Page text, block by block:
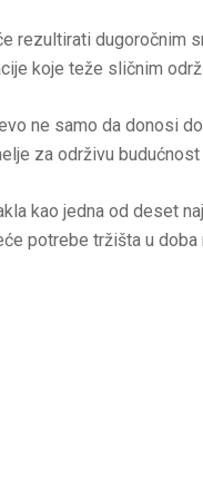
rezultirati dugoročnim
koje teže sličnim
ne samo da donosi
za održivu
kao jedna od deset
potrebe tržišta u